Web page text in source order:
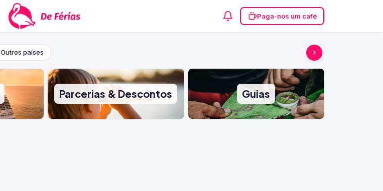
Paga-nos um café
Outros países
Parcerias & Descontos Guias